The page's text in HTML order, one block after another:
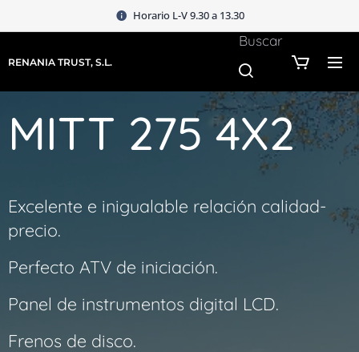
Horario L-V 9.30 a 13.30
RENANIA TRUST, S.L.
Buscar
MITT 275 4X2
Excelente e inigualable relación calidad-
precio.
Perfecto ATV de iniciación.
Panel de instrumentos digital LCD.
Frenos de disco.